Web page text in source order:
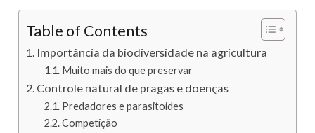
Table of Contents
Importância da biodiversidade na agricultura
Muito mais do que preservar
Controle natural de pragas e doenças
Predadores e parasitoides
Competição